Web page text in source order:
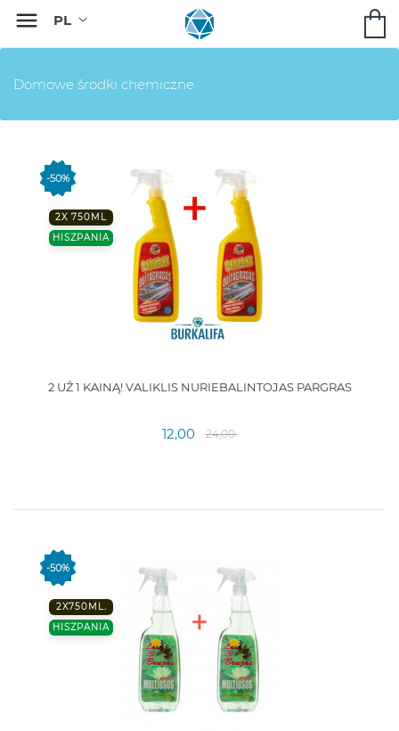

Domowe środki chemiczne
-50%
2X 750ML
HISZPANIA
2 UŽ 1 KAINĄ! VALIKLIS NURIEBALINTOJAS PARGRAS
12,00 24,00
-50%
2X750ML.
HISZPANIA